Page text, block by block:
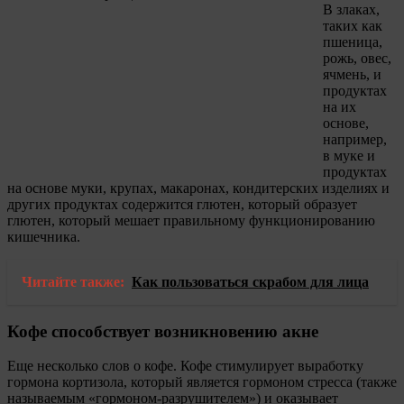
В злаках,
таких как
пшеница,
рожь, овес,
ячмень, и
продуктах
на их
основе,
например,
в муке и
продуктах
на основе муки, крупах, макаронах, кондитерских изделиях и
других продуктах содержится глютен, который образует
глютен, который мешает правильному функционированию
кишечника.
Читайте также: Как пользоваться скрабом для лица
Кофе способствует возникновению акне
Еще несколько слов о кофе. Кофе стимулирует выработку
гормона кортизола, который является гормоном стресса (также
называемым «гормоном-разрушителем») и оказывает